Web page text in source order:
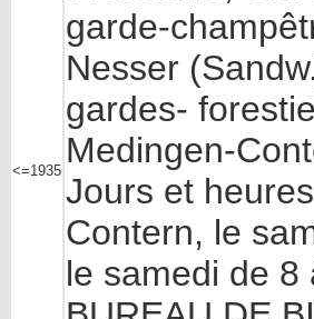
<=1935
garde-
Nesser
gardes-
Medingen-
Jours et
Contern, le
le samedi de